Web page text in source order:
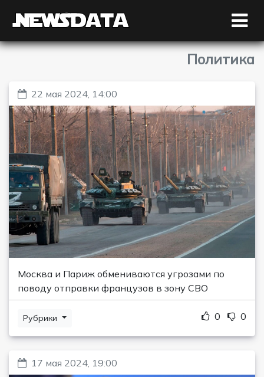
Политика
22 мая 2024, 14:00
Москва и Париж обмениваются угрозами по
поводу отправки французов в зону СВО
Рубрики 0 0
17 мая 2024, 19:00